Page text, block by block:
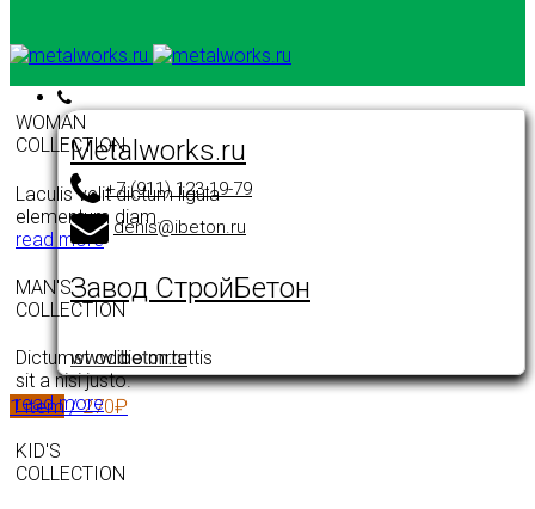
Metalworks.ru
+7 (911) 123-19-79
denis@ibeton.ru
Завод СтройБетон
www.ibeton.ru
1item / 270₽
WOMAN
COLLECTION
Laculis velit dictum ligula
elementum diam.
read more
MAN'S
COLLECTION
Dictumst oddio mrtattis
sit a nisi justo.
read more
KID'S
COLLECTION